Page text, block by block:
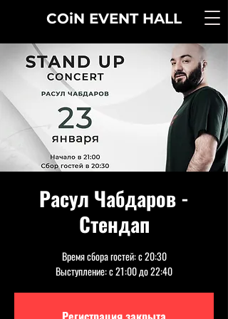
COiN EVENT HALL
Расул Чабдаров -
Стендап
Время сбора гостей: с 20:30
Выступление: с 21:00 до 22:40